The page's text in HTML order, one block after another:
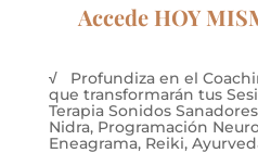
Accede HOY
√
Profundiza en el
que transformarán tus
Terapia Sonidos
Nidra, Programación
Eneagrama, Reiki,